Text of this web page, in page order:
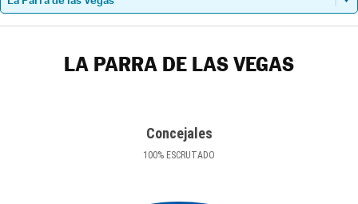
LA PARRA DE LAS VEGAS
Concejales
100% ESCRUTADO